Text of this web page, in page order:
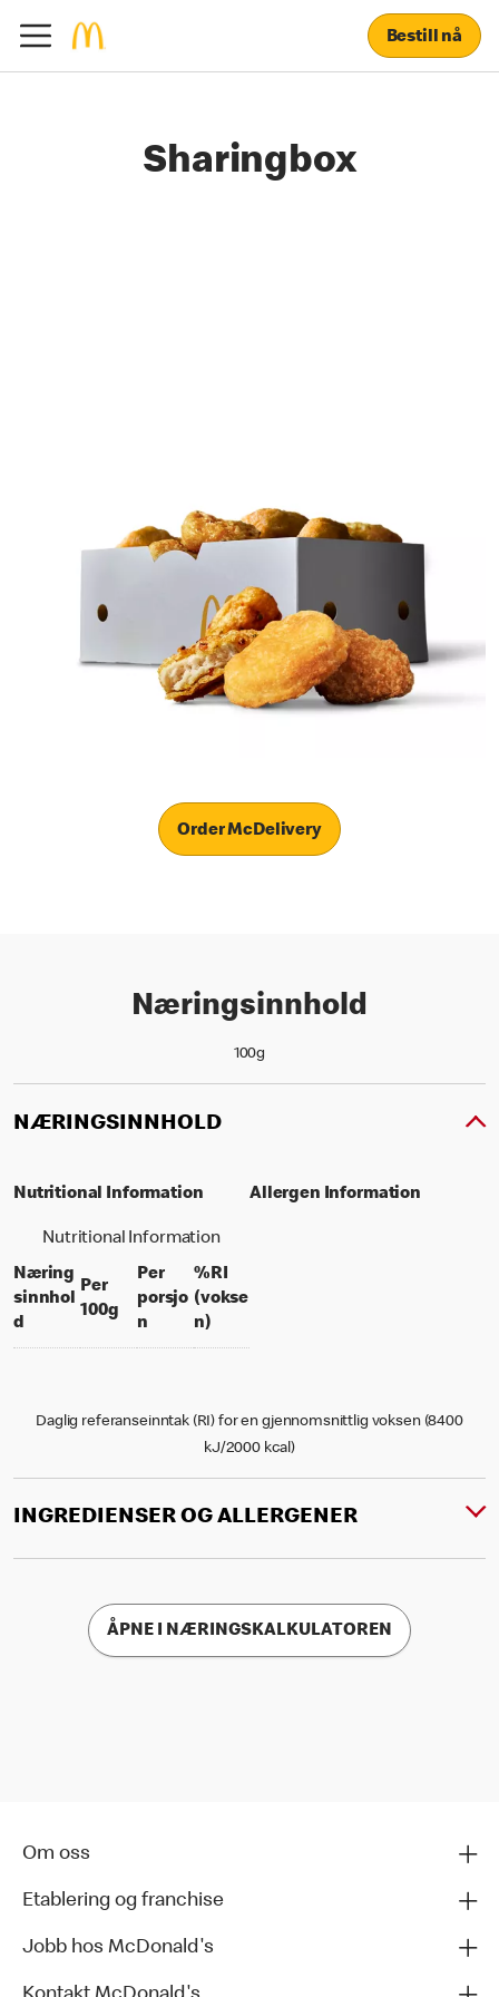
Bestill nå
Sharingbox
Order McDelivery
Næringsinnhold
100g
NÆRINGSINNHOLD
Nutritional Information
Nutritional Information
Næring
sinnhol
d
Per
100gper 100 grams
Per
porsjo
nper portion
%RI
(vokse
n)% daily value for an adult
Allergen Information
Daglig referanseinntak (RI) for en gjennomsnittlig voksen (8400
kJ/2000 kcal)
INGREDIENSER OG ALLERGENER
ÅPNE I NÆRINGSKALKULATOREN
Om oss
Etablering og franchise
Jobb hos McDonald's